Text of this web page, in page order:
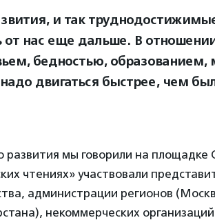
и так
от нас еще дальше. В
бедностью,
двигаться быстрее, чем
развития мы говорили на
чтениях» участвовали
администрации регионов
некоммерческих